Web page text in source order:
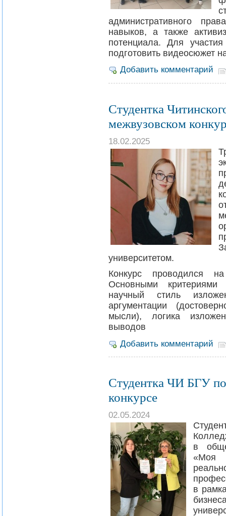
административного
навыков, а также
потенциала. Для
подготовить видеосюжет
Добавить комментарий
Студентка
межвузовском
18.02.2025
университетом.
Конкурс проводился
Основными
научный стиль
аргументации
мысли), логика
выводов
Добавить комментарий
Студентка ЧИ БГУ
конкурсе
02.05.2024
в
«Моя
в